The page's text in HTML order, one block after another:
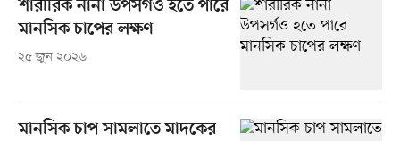
শারীরিক নানা উপসর্গও হতে পারে
মানসিক চাপের লক্ষণ
২৫ জুন ২০২৬
মানসিক চাপ সামলাতে মাদকের